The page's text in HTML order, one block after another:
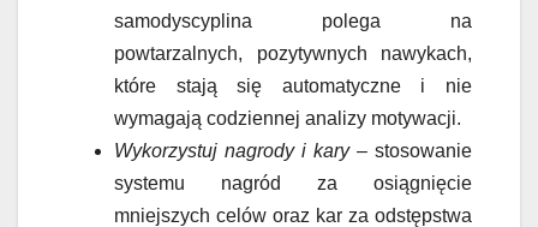
samodyscyplina polega na
powtarzalnych, pozytywnych nawykach,
które stają się automatyczne i nie
wymagają codziennej analizy motywacji.
Wykorzystuj nagrody i kary– stosowanie
systemu nagród za osiągnięcie
mniejszych celów oraz kar za odstępstwa